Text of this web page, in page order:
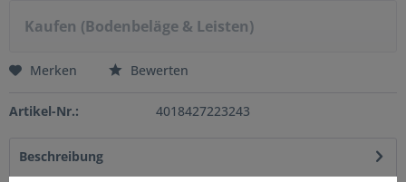
Kaufen (Bodenbeläge & Leisten)
Merken Bewerten
Artikel-Nr.: 4018427223243
Beschreibung